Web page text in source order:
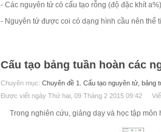
- Các nguyên tử có cấu tạo rỗng (độ đặc khít
- Nguyên tử được coi có dạng hình cầu nên thể
Cấu tạo bảng tuần hoàn các
Chuyên mục: Chuyên đề 1. Cấu tạo nguyên tử, bảng
Được viết ngày Thứ hai, 09 Tháng 2 2015 09:42
Trong nghiên cứu, giảng dạy và học tập môn